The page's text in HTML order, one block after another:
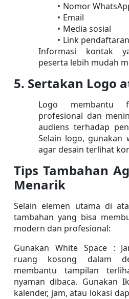
Nomor
Email
Media sosial
Link pendaftaran
Informasi kontak
peserta lebih mudah
5. Sertakan Logo
Logo membantu
profesional dan
audiens terhadap
Selain logo, gunakan
agar desain terlihat
Tips Tambahan
Menarik
Selain elemen utama di
tambahan yang bisa
modern dan profesional:
Gunakan White Space :
ruang kosong dalam
membantu tampilan
nyaman dibaca. Gunakan
kalender, jam, atau lokasi